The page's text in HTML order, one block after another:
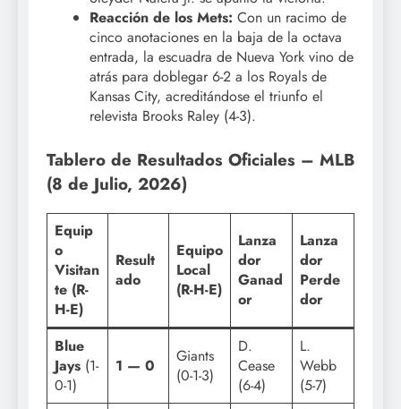
Reacción de los Mets: Con un racimo de
cinco anotaciones en la baja de la octava
entrada, la escuadra de Nueva York vino de
atrás para doblegar 6-2 a los Royals de
Kansas City, acreditándose el triunfo el
relevista Brooks Raley (4-3).
Tablero de Resultados Oficiales – MLB
(8 de Julio, 2026)
Equip
o
Visitan
te (R-
H-E)
Result
ado
Equipo
Local
(R-H-E)
Lanza
dor
Ganad
or
Lanza
dor
Perde
dor
Blue
Jays (1-
0-1)
1 — 0
Giants
(0-1-3)
D.
Cease
(6-4)
L.
Webb
(5-7)